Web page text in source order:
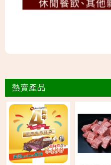
熱賣產品